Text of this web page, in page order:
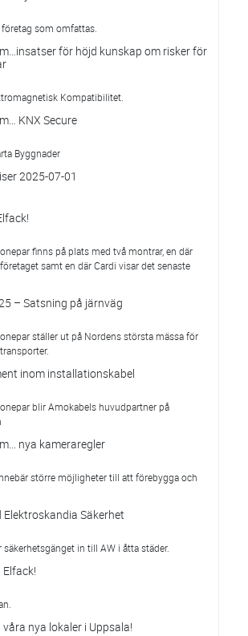
som omfattas.
för höjd kunskap om risker för
Kompatibilitet.
KNX Secure
Byggnader
2025-07-01
finns på plats med två montrar, en där
samt en där Cardi visar det senaste
– Satsning på järnväg
ställer ut på Nordens största mässa för
inom installationskabel
blir Amokabels huvudpartner på
nya kameraregler
större möjligheter till att förebygga och
Säkerhet
säkerhetsgänget in till AW i åtta städer.
nya lokaler i Uppsala!